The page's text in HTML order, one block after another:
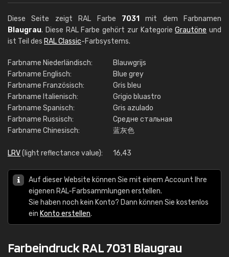
Diese Seite zeigt RAL Farbe 7031
mit dem Farbnamen
Blaugrau. Diese RAL Farbe gehört zur KategorieGrautöne und
ist Teil des RAL Classic-Farbsystems.
Farbname Niederländisch:
Blauwgrijs
Farbname Englisch:
Blue grey
Farbname Französisch:
Gris bleu
Farbname Italienisch:
Grigio bluastro
Farbname Spanisch:
Gris azulado
Farbname Russisch:
Средне стальная
Farbname Chinesisch:
蓝灰色
LRV(light reflectance value): 16,43
Auf dieser Website können Sie mit einem Account Ihre
eigenen RAL-Farbsammlungen erstellen.
Sie haben noch kein Konto? Dann können Sie kostenlos
ein Konto erstellen.
Farbeindruck RAL 7031 Blaugrau